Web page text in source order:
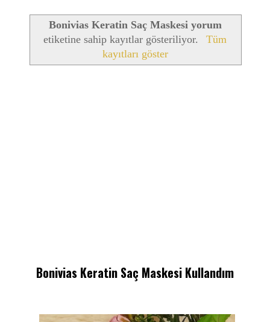
Bonivias Keratin Saç Maskesi yorum
etiketine sahip kayıtlar gösteriliyor.
Tüm
kayıtları göster
Bonivias Keratin Saç Maskesi Kullandım